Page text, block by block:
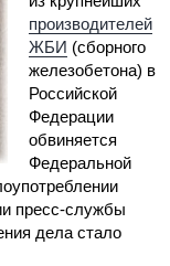
производителей
ЖБИ (сборного
железобетона) в
Российской
Федерации
обвиняется
Федеральной
пресс-службы
дела стало